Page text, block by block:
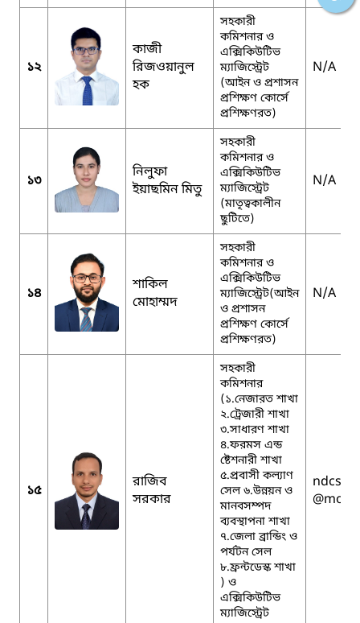
১২
কাজী
রিজওয়ানুল
হক
সহকারী
কমিশনার ও
এক্সিকিউটিভ
ম্যাজিস্ট্রেট
(আইন ও প্রশাসন
প্রশিক্ষণ কোর্সে
প্রশিক্ষণরত)
N/A
১৩
নিলুফা
ইয়াছমিন মিতু
সহকারী
কমিশনার ও
এক্সিকিউটিভ
ম্যাজিস্ট্রেট
(মাতৃত্বকালীন
ছুটিতে)
N/A
১৪
শাকিল
মোহাম্মদ
সহকারী
কমিশনার ও
এক্সিকিউটিভ
ম্যাজিস্ট্রেট(আইন
ও প্রশাসন
প্রশিক্ষণ কোর্সে
প্রশিক্ষণরত)
N/A
১৫
রাজিব
সরকার
সহকারী
কমিশনার
(১.নেজারত শাখা
২.ট্রেজারী শাখা
৩.সাধারণ শাখা
৪.ফরমস এন্ড
ষ্টেশনারী শাখা
৫.প্রবাসী কল্যাণ
সেল ৬.উন্নয়ন ও
মানবসম্পদ
ব্যবস্থাপনা শাখা
৭.জেলা ব্রান্ডিং ও
পর্যটন সেল
৮.ফ্রন্টডেস্ক শাখা
) ও
এক্সিকিউটিভ
ম্যাজিস্ট্রেট